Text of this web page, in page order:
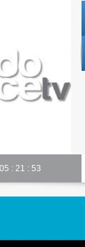
05 : 21 : 54